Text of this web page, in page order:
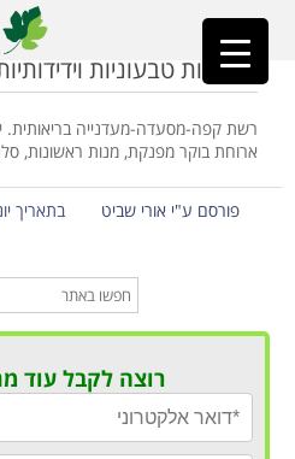
ראשי»מושב בני דרור
מסעדות טבעוניות
רשת קפה-מסעדה-מעדנייה בריאותית.
ארוחת בוקר מפנקת, מנות ראשונות,
פורסם ע"י אורי שביט בתאריך יונ - 19 -
רוצה לקבל עוד